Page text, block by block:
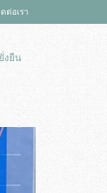
ต่อเรา
งยืน